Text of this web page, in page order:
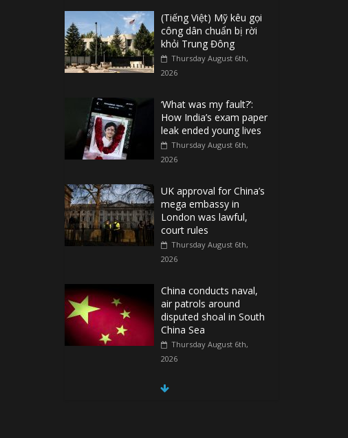
(Tiếng Việt) Mỹ kêu gọi
công dân chuẩn bị rời
khỏi Trung Đông
Thursday August 6th,
2026
‘What was my fault?’:
How India’s exam paper
leak ended young lives
Thursday August 6th,
2026
UK approval for China’s
mega embassy in
London was lawful,
court rules
Thursday August 6th,
2026
China conducts naval,
air patrols around
disputed shoal in South
China Sea
Thursday August 6th,
2026
Spain Regains Control